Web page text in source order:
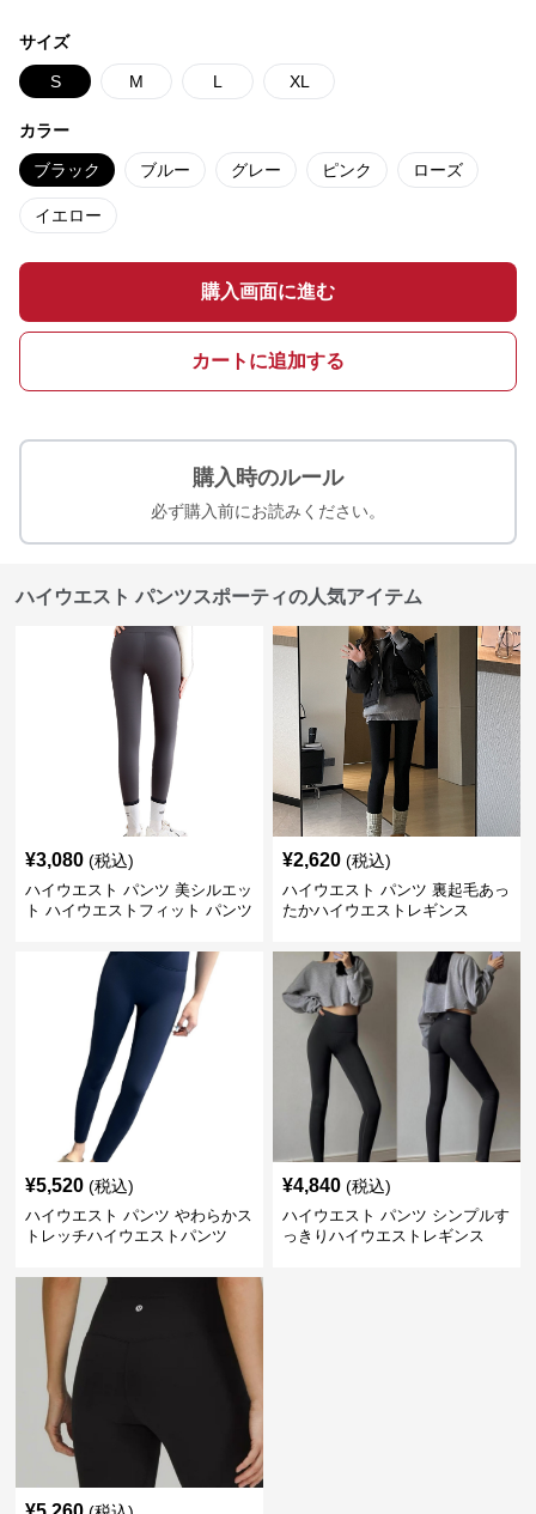
サイズ
S M L XL
カラー
ブラック ブルー グレー ピンク ローズ
イエロー
購入画面に進む
カートに追加する
購入時のルール
必ず購入前にお読みください。
ハイウエスト パンツスポーティの人気アイテム
¥3,080 (税込)
ハイウエスト パンツ 美シルエッ
ト ハイウエストフィット パンツ
¥2,620 (税込)
ハイウエスト パンツ 裏起毛あっ
たかハイウエストレギンス
¥5,520 (税込)
ハイウエスト パンツ やわらかス
トレッチハイウエストパンツ
¥4,840 (税込)
ハイウエスト パンツ シンプルす
っきりハイウエストレギンス